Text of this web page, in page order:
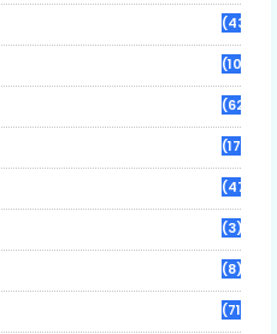
(43)
(108)
(62)
(17)
(470)
(3)
(8)
(71)